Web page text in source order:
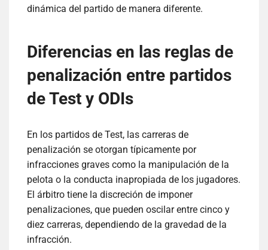
dinámica del partido de manera diferente.
Diferencias en las reglas de
penalización entre partidos
de Test y ODIs
En los partidos de Test, las carreras de
penalización se otorgan típicamente por
infracciones graves como la manipulación de la
pelota o la conducta inapropiada de los jugadores.
El árbitro tiene la discreción de imponer
penalizaciones, que pueden oscilar entre cinco y
diez carreras, dependiendo de la gravedad de la
infracción.